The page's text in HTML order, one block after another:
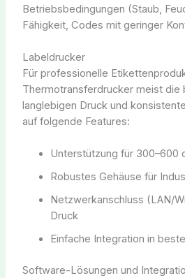
Betriebsbedingungen (Staub,
Fähigkeit, Codes mit geringer
Labeldrucker
Für professionelle
Thermotransferdrucker meist die
langlebigen Druck und
auf folgende Features:
Unterstützung für 300–600
Robustes Gehäuse für
Netzwerkanschluss (LAN/
Druck
Einfache Integration in
Software-Lösungen und